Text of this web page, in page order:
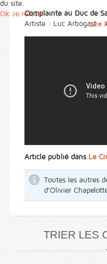
Complainte au Duc de
Artiste : Luc Arbogast -
Article publié dans Le
Toutes les autres
d’Olivier
TRIER LES
du site.
Ok Je refuse
Lire